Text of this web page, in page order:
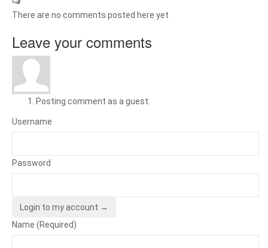
There are no comments posted here yet
Leave your comments
Posting comment as a guest.
Username
Password
Login to my account →
Name (Required)